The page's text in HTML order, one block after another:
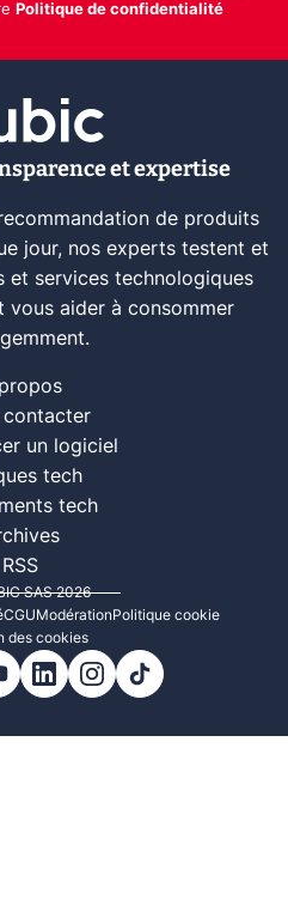
Politique de confidentialité
et expertise
de produits
jour, nos experts testent et
et services technologiques
vous aider à consommer
contacter
un logiciel
tech
tech
RSS
SAS 2026
CGUModérationPolitique cookie
des cookies